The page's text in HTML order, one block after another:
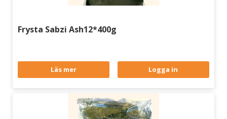
Frysta Sabzi Ash12*400g
Läs mer Logga in